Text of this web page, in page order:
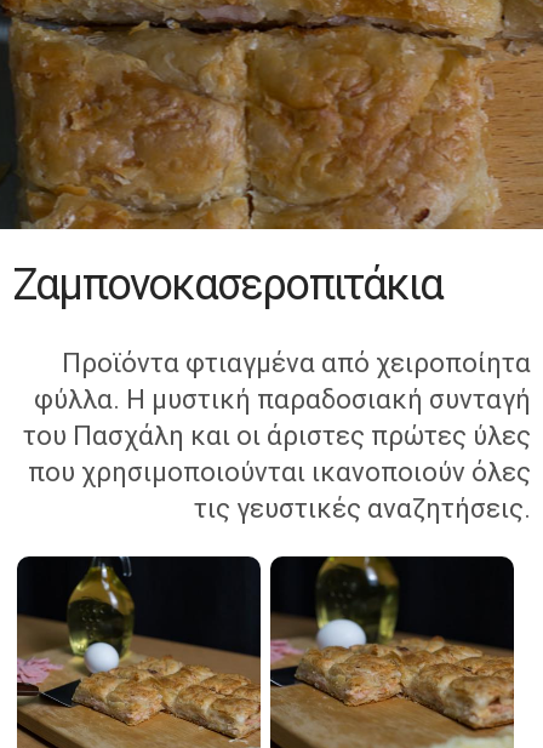
Ζαμπονοκασεροπιτάκια
Προϊόντα φτιαγμένα από χειροποίητα
φύλλα. Η μυστική παραδοσιακή συνταγή
του Πασχάλη και οι άριστες πρώτες ύλες
που χρησιμοποιούνται ικανοποιούν όλες
τις γευστικές αναζητήσεις.